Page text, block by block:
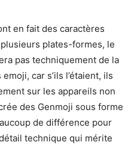
en fait des caractères
plates-formes, le
pas techniquement de la
car s’ils l’étaient, ils
sur les appareils non
des Genmoji sous forme
de différence pour
technique qui mérite